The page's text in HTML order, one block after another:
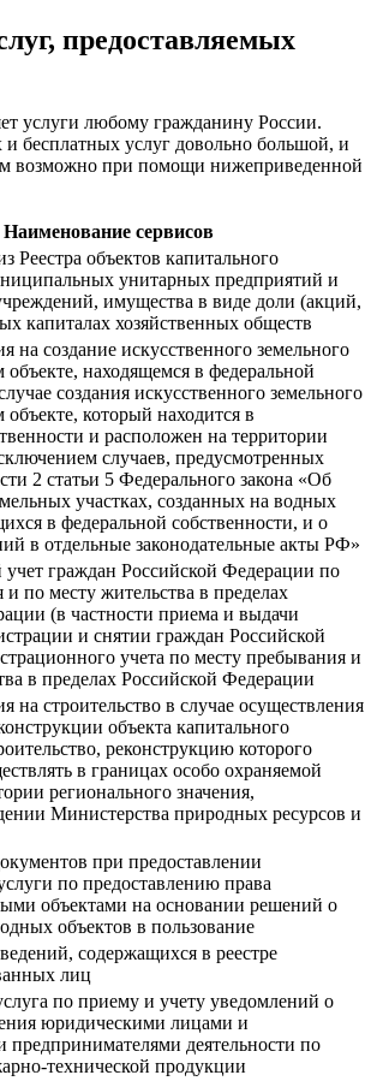
предоставляемых
услуги любому гражданину России.
бесплатных услуг довольно большой, и
возможно при помощи нижеприведенной
Наименование сервисов
Реестра объектов капитального
унитарных предприятий и
имущества в виде доли (акций,
капиталах хозяйственных обществ
на создание искусственного земельного
объекте, находящемся в федеральной
создания искусственного земельного
объекте, который находится в
и расположен на территории
случаев, предусмотренных
2 статьи 5 Федерального закона «Об
участках, созданных на водных
в федеральной собственности, и о
в отдельные законодательные акты РФ»
граждан Российской Федерации по
по месту жительства в пределах
(в частности приема и выдачи
и снятии граждан Российской
учета по месту пребывания и
в пределах Российской Федерации
на строительство в случае осуществления
объекта капитального
реконструкцию которого
в границах особо охраняемой
регионального значения,
Министерства природных ресурсов и
при предоставлении
по предоставлению права
объектами на основании решений о
объектов в пользование
содержащихся в реестре
лиц
по приему и учету уведомлений о
юридическими лицами и
деятельности по
технической продукции